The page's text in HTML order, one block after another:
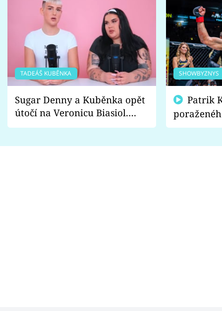
TADEÁŠ KUBĚNKA
Sugar Denny a Kuběnka opět
útočí na Veronicu Biasiol.
Proč je podle nich falešná a
SHOWBYZNYS
fanoušci